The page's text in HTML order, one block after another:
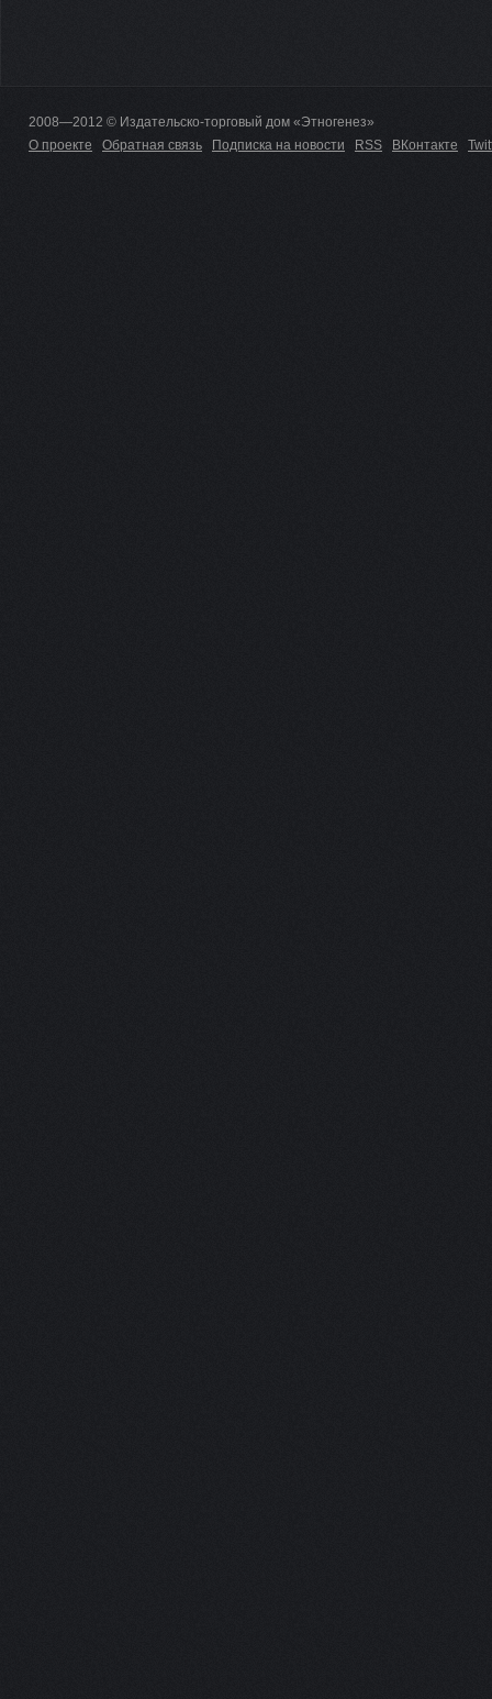
2008—2012 © Издательско-торговый дом «Этногенез»
О проекте
Обратная связь Подписка на новости RSS ВКонтакте